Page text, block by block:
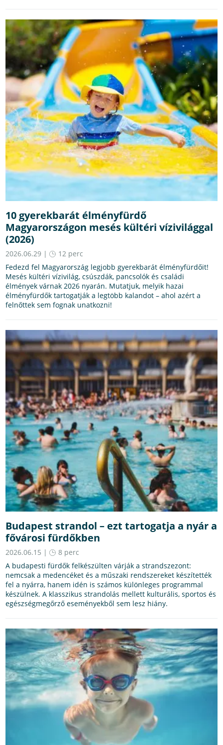
10 gyerekbarát élményfürdő
Magyarországon mesés kültéri vízivilággal
(2026)
2026.06.29 |
12 perc
Fedezd fel Magyarország legjobb gyerekbarát élményfürdőit!
Mesés kültéri vízivilág, csúszdák, pancsolók és családi
élmények várnak 2026 nyarán. Mutatjuk, melyik hazai
élményfürdők tartogatják a legtöbb kalandot – ahol azért a
felnőttek sem fognak unatkozni!
Budapest strandol – ezt tartogatja a nyár a
fővárosi fürdőkben
2026.06.15 |
8 perc
A budapesti fürdők felkészülten várják a strandszezont:
nemcsak a medencéket és a műszaki rendszereket készítették
fel a nyárra, hanem idén is számos különleges programmal
készülnek. A klasszikus strandolás mellett kulturális, sportos és
egészségmegőrző eseményekből sem lesz hiány.